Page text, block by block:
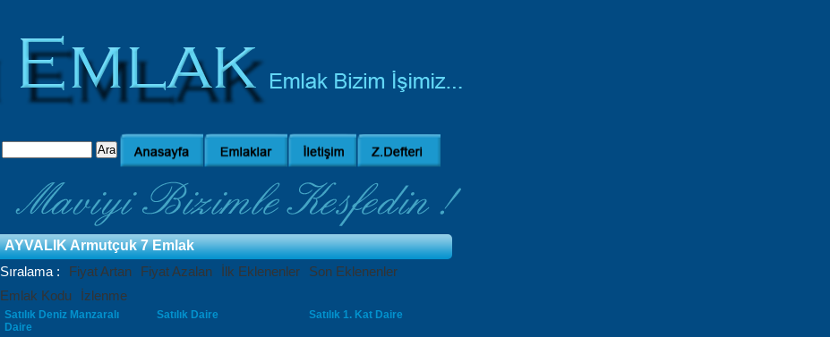
AYVALIK Armutçuk7 Emlak
Sıralama :
Fiyat Artan Fiyat Azalan İlk Eklenenler
Son Eklenenler
Emlak Kodu
İzlenme
Satılık Deniz Manzaralı
Daire
Satılık Daire Satılık 1. Kat Daire